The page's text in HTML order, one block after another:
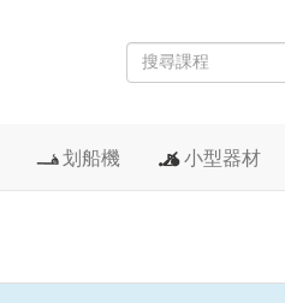
划船機 小型器材